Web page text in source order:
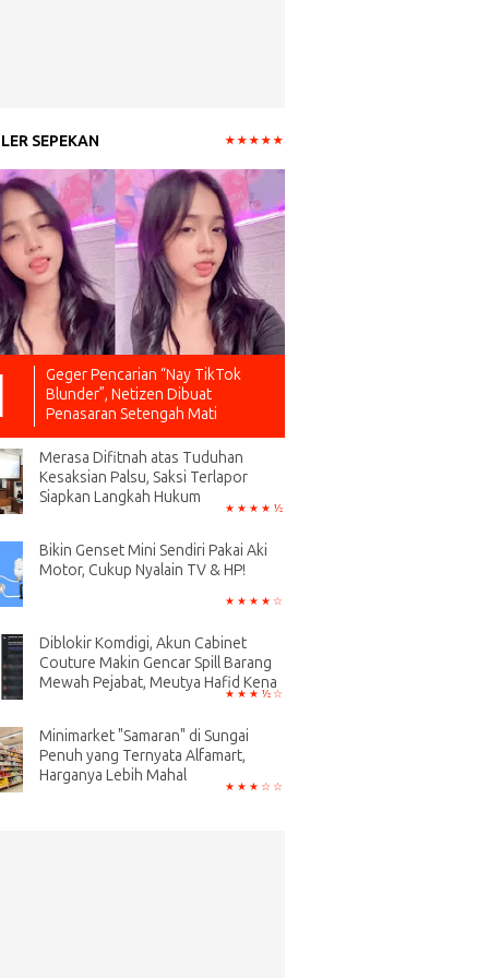
SEPEKAN
Geger Pencarian “Nay TikTok
Blunder”, Netizen Dibuat
Penasaran Setengah Mati
Merasa Difitnah atas Tuduhan
Kesaksian Palsu, Saksi Terlapor
Siapkan Langkah Hukum
Bikin Genset Mini Sendiri Pakai Aki
Motor, Cukup Nyalain TV & HP!
Diblokir Komdigi, Akun Cabinet
Couture Makin Gencar Spill Barang
Mewah Pejabat, Meutya Hafid Kena
Minimarket "Samaran" di Sungai
Penuh yang Ternyata Alfamart,
Harganya Lebih Mahal